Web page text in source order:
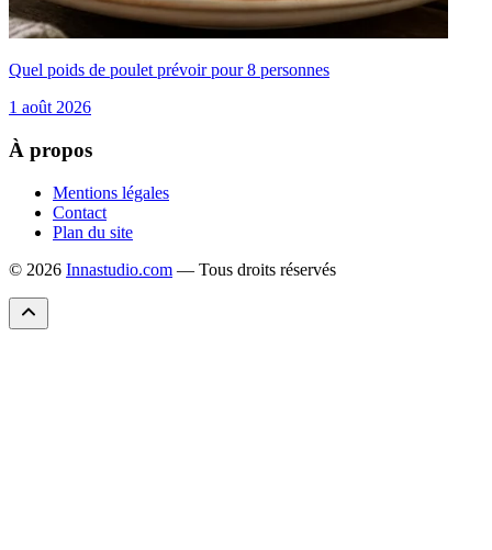
Quel poids de poulet prévoir pour 8 personnes
1 août 2026
À propos
Mentions légales
Contact
Plan du site
© 2026 Innastudio.com — Tous droits réservés